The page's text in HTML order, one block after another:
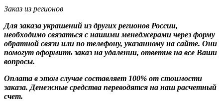
Заказ из регионов
Для заказа украшений из других регионов России,
необходимо связаться с нашими менеджерами через форму
обратной связи или по телефону, указанному на сайте. Они
помогут оформить заказ на удалении, ответив на все Ваши
вопросы.
Оплата в этом случае составляет 100% от стоимости
заказа. Денежные средства переводятся на наш расчетный
счет.